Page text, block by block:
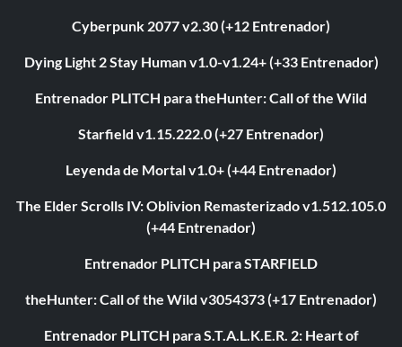
Cyberpunk 2077 v2.30 (+12 Entrenador)
Dying Light 2 Stay Human v1.0-v1.24+ (+33 Entrenador)
Entrenador PLITCH para theHunter: Call of the Wild
Starfield v1.15.222.0 (+27 Entrenador)
Leyenda de Mortal v1.0+ (+44 Entrenador)
The Elder Scrolls IV: Oblivion Remasterizado v1.512.105.0
(+44 Entrenador)
Entrenador PLITCH para STARFIELD
theHunter: Call of the Wild v3054373 (+17 Entrenador)
Entrenador PLITCH para S.T.A.L.K.E.R. 2: Heart of